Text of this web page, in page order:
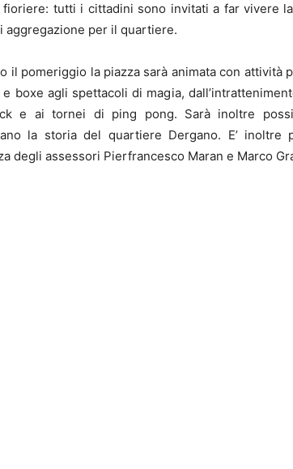
fioriere: tutti i cittadini sono invitati a far vivere
aggregazione per il quartiere.
il pomeriggio la piazza sarà animata con attività
boxe agli spettacoli di magia,
e ai tornei di ping pong. Sarà inoltre
la storia del quartiere Dergano. E’ inoltre
degli assessori Pierfrancesco Maran e Marco